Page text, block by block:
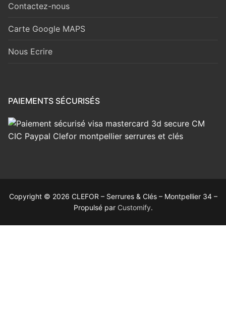
Contactez-nous
Carte Google MAPS
Nous Ecrire
PAIEMENTS SÉCURISÉS
Copyright © 2026 CLEFOR – Serrures & Clés – Montpellier 34 –
Propulsé par Customify.